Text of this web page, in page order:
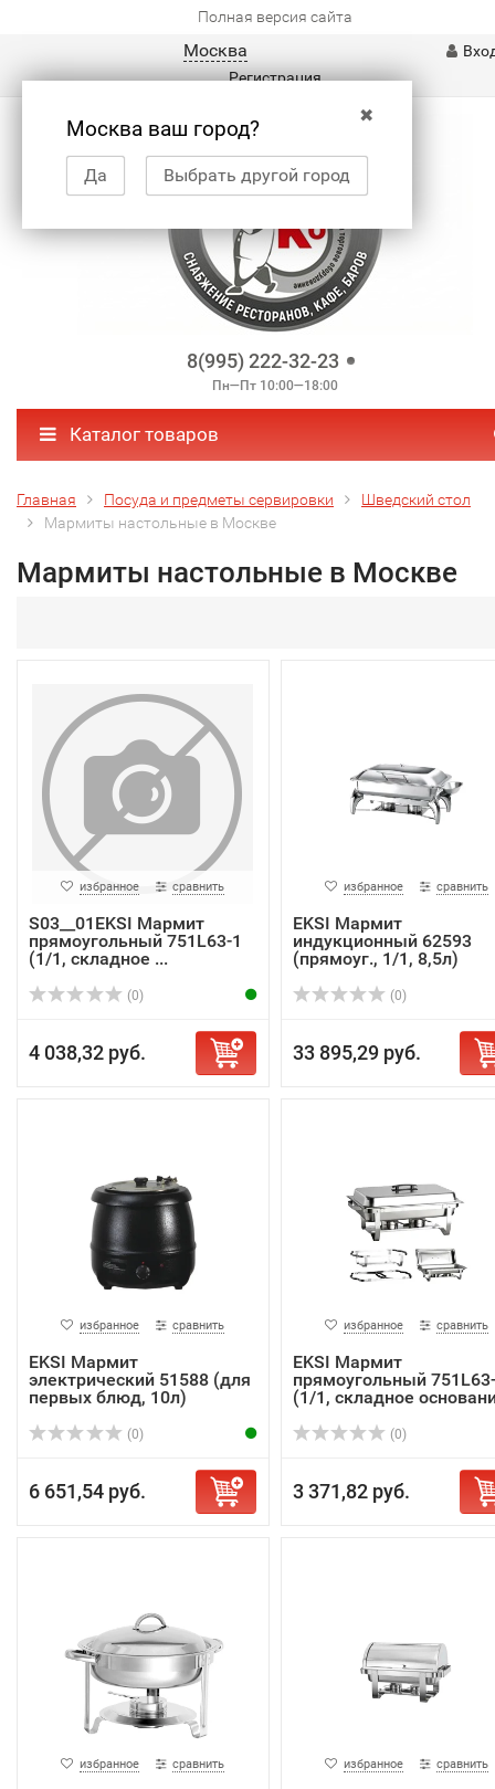
Полная версия сайта
Москва
✖
Москва ваш город?
Да Выбрать другой город
Регистрация
8(995) 222-32-23
Пн—Пт 10:00—18:00
Каталог товаров
Главная Посуда и предметы сервировки
Шведский стол
Мармиты настольные в Москве
Мармиты настольные в Москве
избранное сравнить
S03__01EKSI Мармит
прямоугольный 751L63-1
(1/1, складное ...
(0)
4 038,32 руб.
избранное сравнить
EKSI Мармит
индукционный 62593
(прямоуг., 1/1, 8,5л)
(0)
33 895,29 руб.
избранное сравнить
EKSI Мармит
электрический 51588 (для
первых блюд, 10л)
(0)
6 651,54 руб.
избранное сравнить
EKSI Мармит
прямоугольный
(1/1, складное
(0)
3 371,82 руб.
избранное сравнить избранное сравнить